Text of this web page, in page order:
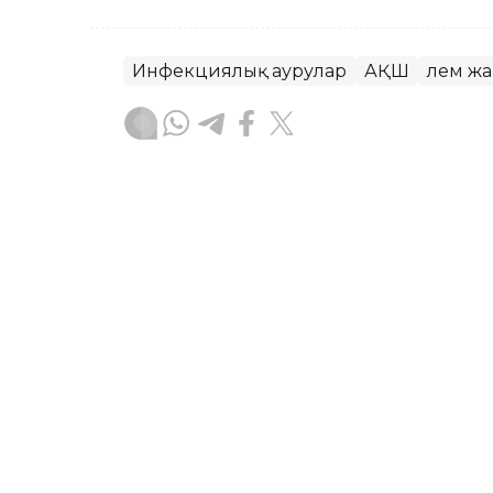
Инфекциялық аурулар АҚШ Әлем